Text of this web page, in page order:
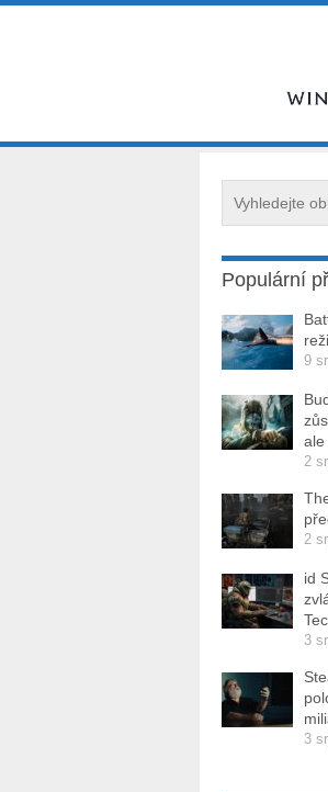
Populární
9
ale
2
2
id
3
3